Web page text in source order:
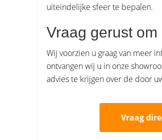
uiteindelijke sfeer te bepalen.
Vraag gerust
Wij voorzien u graag van meer
ontvangen wij u in onze
advies te krijgen over de door
Vraag